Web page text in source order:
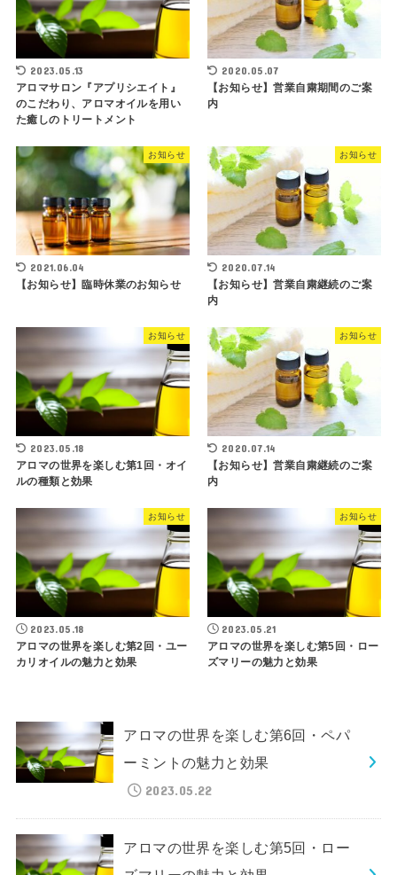
2023.05.13
アロマサロン『アプリシエイト』
のこだわり、アロマオイルを用い
た癒しのトリートメント
2020.05.07
【お知らせ】営業自粛期間のご案
内
お知らせ
2021.06.04
【お知らせ】臨時休業のお知らせ
お知らせ
2020.07.14
【お知らせ】営業自粛継続のご案
内
お知らせ
2023.05.18
アロマの世界を楽しむ第1回・オイ
ルの種類と効果
お知らせ
2020.07.14
【お知らせ】営業自粛継続のご案
内
お知らせ
2023.05.18
アロマの世界を楽しむ第2回・ユー
カリオイルの魅力と効果
お知らせ
2023.05.21
アロマの世界を楽しむ第5回・ロー
ズマリーの魅力と効果
アロマの世界を楽しむ第6回・ペパ
ーミントの魅力と効果
2023.05.22
アロマの世界を楽しむ第5回・ロー